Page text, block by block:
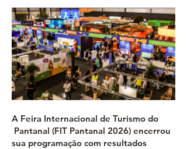
A Feira Internacional de Turismo do
Pantanal (FIT Pantanal 2026) encerrou
sua programação com resultados